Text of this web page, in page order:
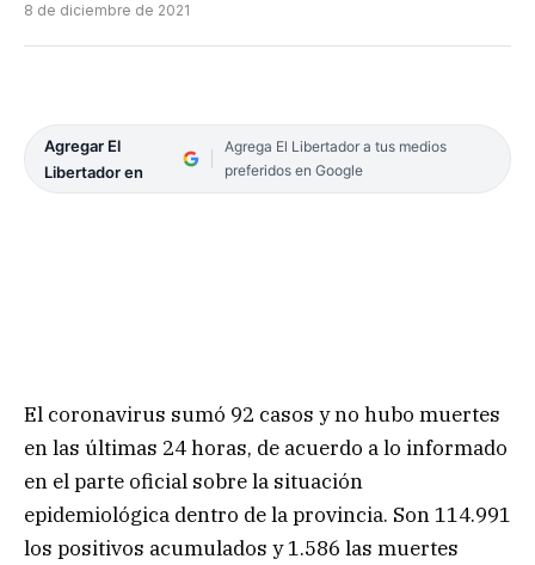
8 de diciembre de 2021
Agregar El
Libertador en
Agrega El Libertador a tus medios
preferidos en Google
El coronavirus sumó 92 casos y no hubo muertes
en las últimas 24 horas, de acuerdo a lo informado
en el parte oficial sobre la situación
epidemiológica dentro de la provincia. Son 114.991
los positivos acumulados y 1.586 las muertes